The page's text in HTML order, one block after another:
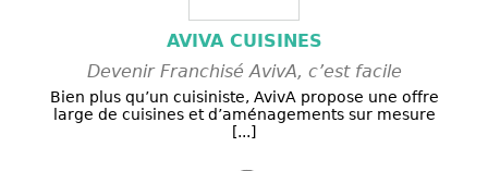
AVIVA CUISINES
Devenir Franchisé AvivA, c’est facile
Bien plus qu’un cuisiniste, AvivA propose une offre
large de cuisines et d’aménagements sur mesure
[...]